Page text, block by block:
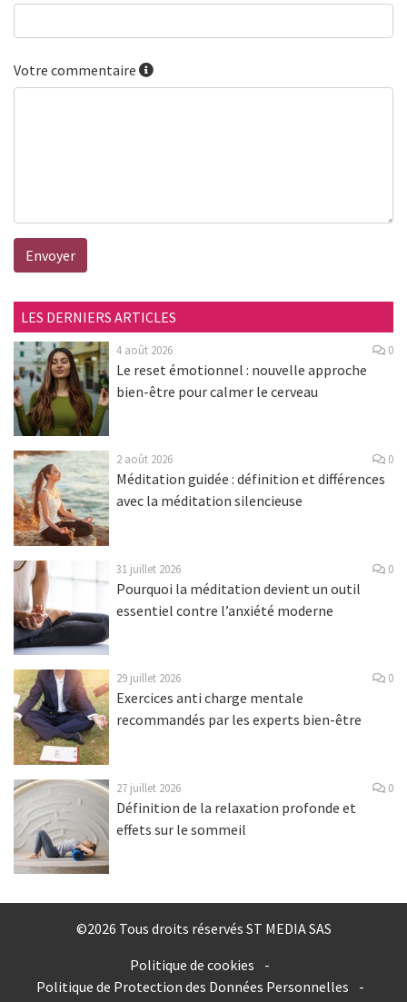
Votre commentaire
Envoyer
LES DERNIERS ARTICLES
4 août 2026 0
Le reset émotionnel : nouvelle approche
bien-être pour calmer le cerveau
2 août 2026 0
Méditation guidée : définition et différences
avec la méditation silencieuse
31 juillet 2026 0
Pourquoi la méditation devient un outil
essentiel contre l’anxiété moderne
29 juillet 2026 0
Exercices anti charge mentale
recommandés par les experts bien-être
27 juillet 2026 0
Définition de la relaxation profonde et
effets sur le sommeil
©2026 Tous droits réservés ST MEDIA SAS
Politique de cookies
-
Politique de Protection des Données Personnelles
-